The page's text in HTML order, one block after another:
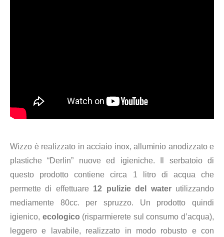
Wizzo è realizzato in acciaio inox, alluminio anodizzato e
plastiche “Derlin” nuove ed igieniche. Il serbatoio di
questo prodotto contiene circa 1 litro di acqua che
permette di effettuare 12 pulizie del water utilizzando
mediamente 80cc. per spruzzo. Un prodotto quindi
igienico, ecologico (risparmierete sul consumo d’acqua),
leggero e lavabile, realizzato in modo robusto e con